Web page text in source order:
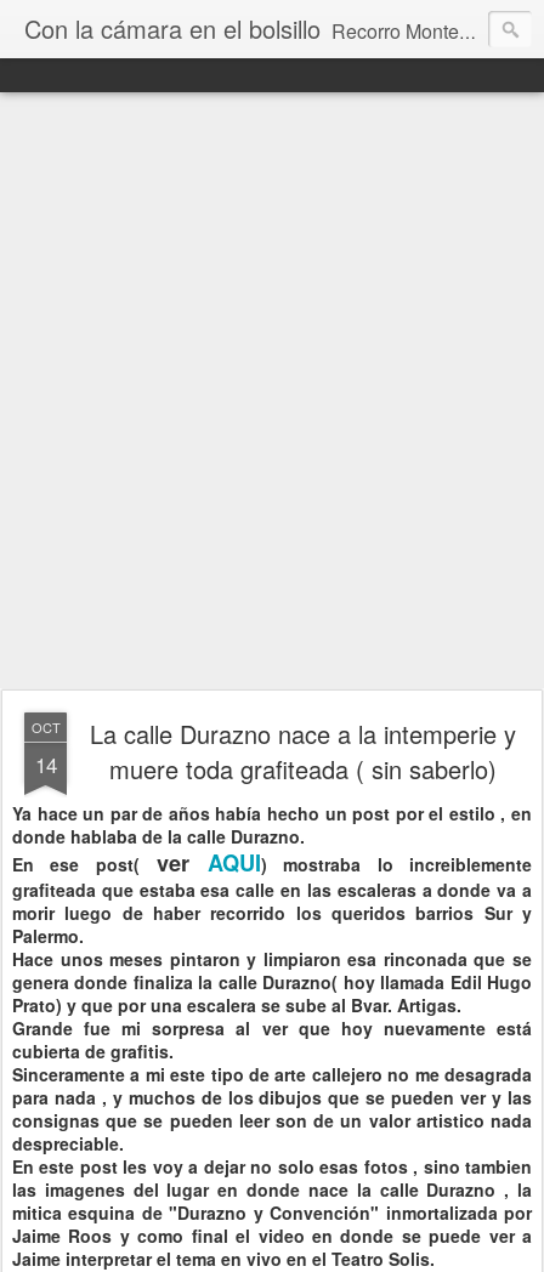
Con la cámara en el bolsillo Recorro Montevideo y el mundo. Fotos e historias de aquí y allá.
OCT
14
La calle Durazno nace a la intemperie y
muere toda grafiteada ( sin saberlo)
Ya hace un par de años había hecho un post por el estilo , en
donde hablaba de la calle Durazno.
En ese post(
ver AQUI) mostraba lo increiblemente
grafiteada que estaba esa calle en las escaleras a donde va a
morir luego de haber recorrido los queridos barrios Sur y
Palermo.
Hace unos meses pintaron y limpiaron esa rinconada que se
genera donde finaliza la calle Durazno( hoy llamada Edil Hugo
Prato) y que por una escalera se sube al Bvar. Artigas.
Grande fue mi sorpresa al ver que hoy nuevamente está
cubierta de grafitis.
Sinceramente a mi este tipo de arte callejero no me desagrada
para nada , y muchos de los dibujos que se pueden ver y las
consignas que se pueden leer son de un valor artistico nada
despreciable.
En este post les voy a dejar no solo esas fotos , sino tambien
las imagenes del lugar en donde nace la calle Durazno , la
mitica esquina de "Durazno y Convención" inmortalizada por
Jaime Roos y como final el video en donde se puede ver a
Jaime interpretar el tema en vivo en el Teatro Solis.